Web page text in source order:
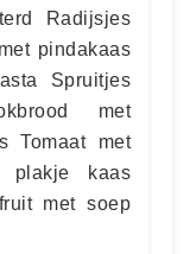
Radijsjes
pindakaas
Spruitjes
met
Tomaat met
plakje kaas
met soep